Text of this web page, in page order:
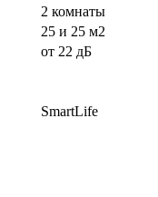
2 комнаты
25 и 25 м2
от 22 дБ
SmartLife